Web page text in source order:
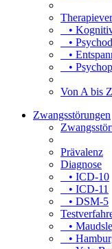
•
•
•
•
Von A bis Z
Zwangsstörungen
Prävalenz
Diagnose
• ICD-10
• ICD-11
• DSM-5
•
•